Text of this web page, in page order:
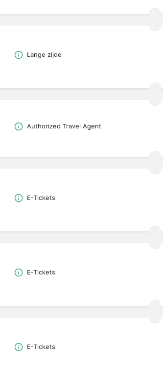
Lange zijde
Authorized Travel Agent
E-Tickets
E-Tickets
E-Tickets